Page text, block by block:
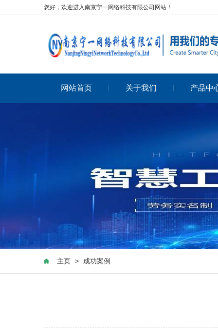
您好，欢迎进入南京宁一网络科技有限公司网站！
网站首页 关于我们 产品中
主页 > 成功案例